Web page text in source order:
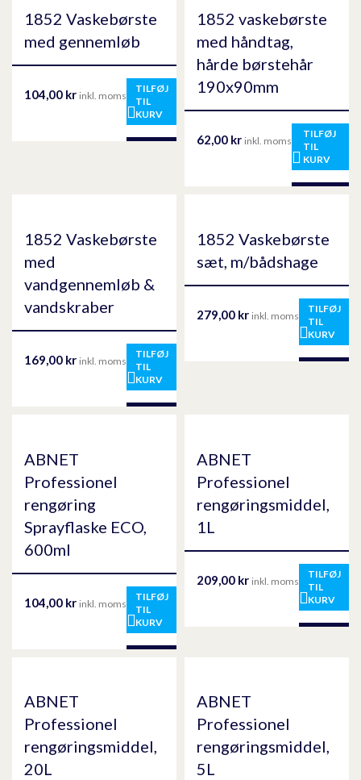
1852 Vaskebørste
med gennemløb
104,00 kr inkl. moms
TILFØJ
TIL
KURV
1852 vaskebørste
med håndtag,
hårde børstehår
190x90mm
62,00 kr inkl. moms
TILFØJ
TIL
KURV
1852 Vaskebørste
med
vandgennemløb &
vandskraber
169,00 kr inkl. moms
TILFØJ
TIL
KURV
1852 Vaskebørste
sæt, m/bådshage
279,00 kr inkl. moms
TILFØJ
TIL
KURV
ABNET
Professionel
rengøring
Sprayflaske ECO,
600ml
104,00 kr inkl. moms
TILFØJ
TIL
KURV
ABNET
Professionel
rengøringsmiddel,
1L
209,00 kr inkl. moms
TILFØJ
TIL
KURV
ABNET
Professionel
rengøringsmiddel,
20L
ABNET
Professionel
rengøringsmiddel,
5L